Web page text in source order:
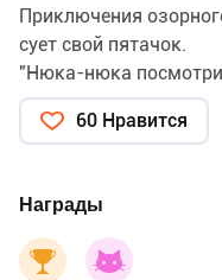
Приключения
сует свой пятачок.
"Нюка-нюка
60 Нравится
Награды